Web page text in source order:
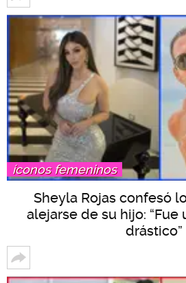
íconos femeninos
Sheyla Rojas confesó
alejarse de su hijo: “Fue
drástico”